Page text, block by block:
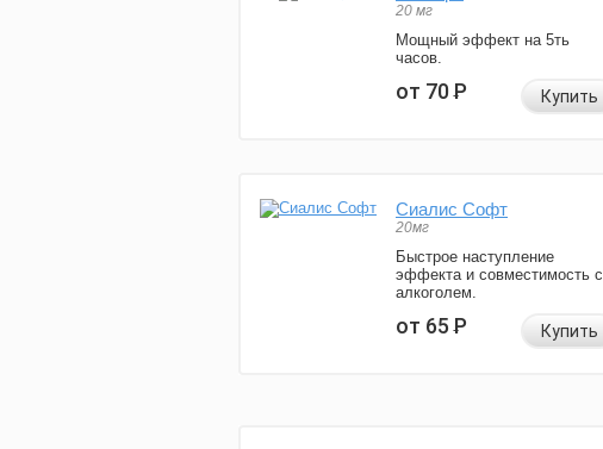
20 мг
Мощный эффект на 5ть
часов.
от 70Р Купить
Сиалис Софт
20мг
Быстрое наступление
эффекта и совместимость с
алкоголем.
от 65Р Купить